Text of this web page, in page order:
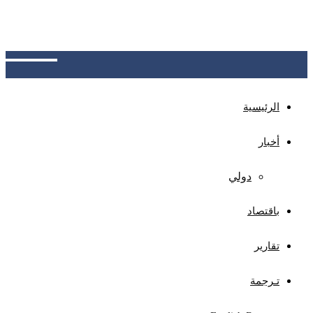
الرئيسية
أخبار
دولي
باقتصاد
تقارير
تـرجمة